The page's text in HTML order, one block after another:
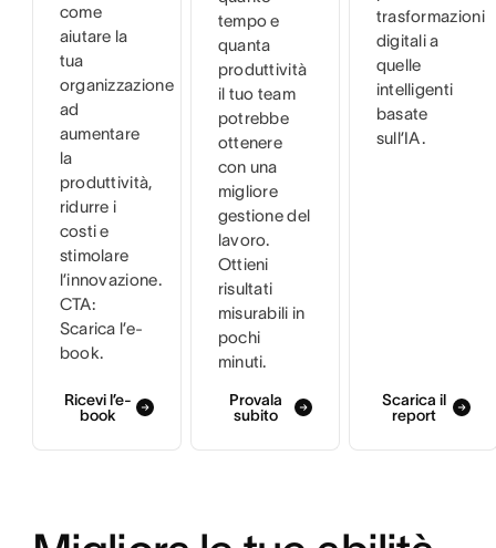
come
aiutare la
tua
organizzazione
ad
aumentare
la
produttività,
ridurre i
costi e
stimolare
l’innovazione.
CTA:
Scarica l’e-
book.
Ricevi l’e-
book
tempo e
quanta
produttività
il tuo team
potrebbe
ottenere
con una
migliore
gestione del
lavoro.
Ottieni
risultati
misurabili in
pochi
minuti.
Provala
subito
trasformazioni
digitali a
quelle
intelligenti
basate
sull’IA.
Scarica il
report